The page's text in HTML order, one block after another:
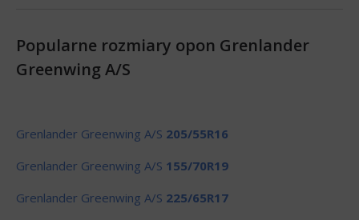
Popularne rozmiary opon Grenlander
Greenwing A/S
Grenlander Greenwing A/S 205/55R16
Grenlander Greenwing A/S 155/70R19
Grenlander Greenwing A/S 225/65R17